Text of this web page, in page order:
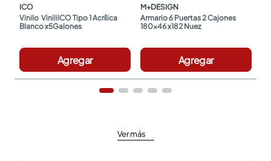
ICO
Vinilo  ViniliICO Tipo 1 Acrílica
Blanco x5Galones
Agregar
M+DESIGN
Armario 6 Puertas 2 Cajones
180x46 x182 Nuez
Agregar
Ver más